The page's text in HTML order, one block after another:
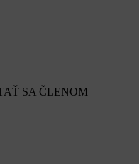
SA ČLENOM